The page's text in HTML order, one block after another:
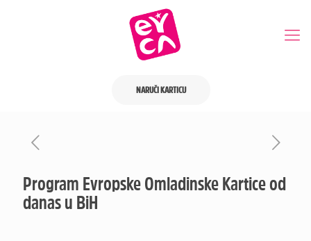
NARUČI KARTICU
Program Evropske Omladinske Kartice od
danas u BiH